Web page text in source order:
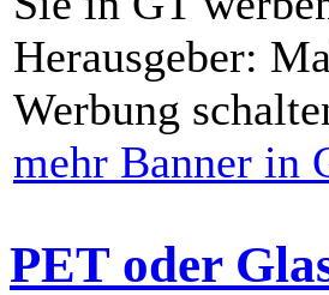
Herausgeber:
Werbung
mehr Banner in
PET oder